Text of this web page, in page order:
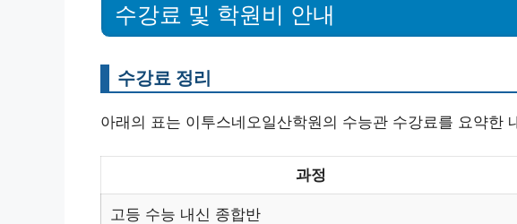
수강료 및 학원비 안내
수강료 정리
아래의 표는 이투스네오일산학원의 수능관 수강료를 요약한
과정
고등 수능 내신 종합반